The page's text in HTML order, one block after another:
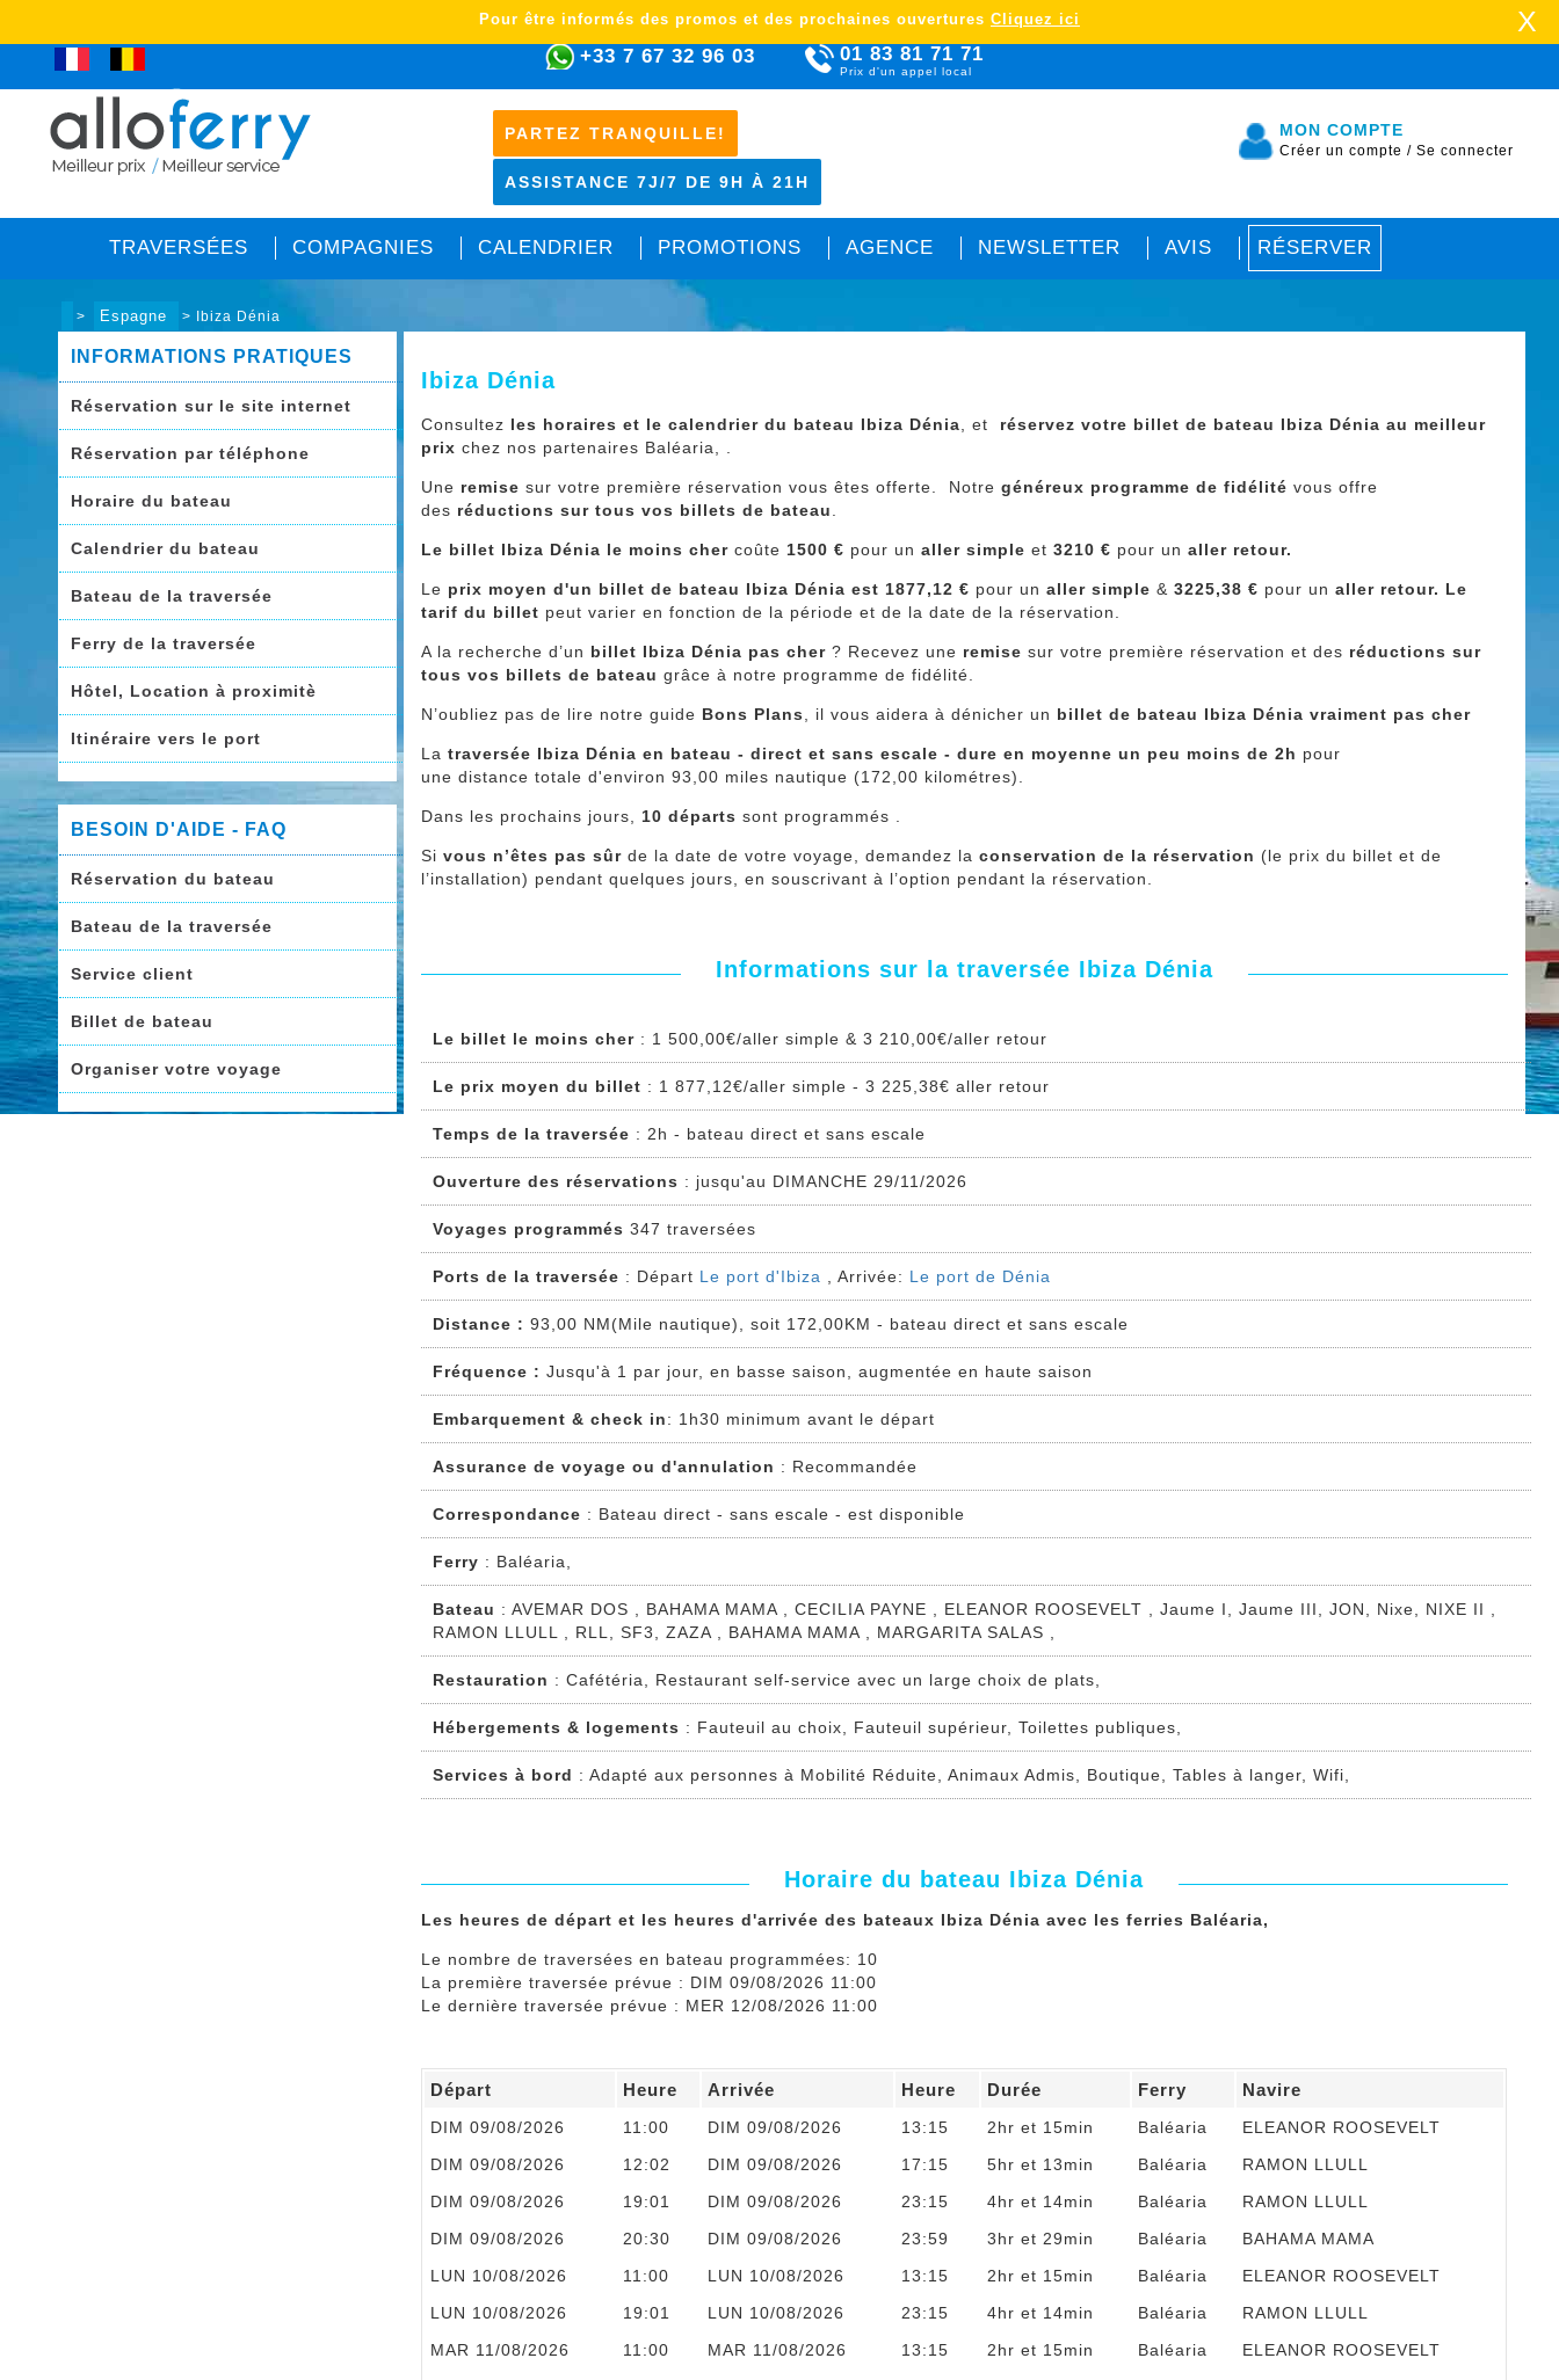
+33 7 67 32 96 03 01 83 81 71 71
Prix d'un appel local
PARTEZ TRANQUILLE!
ASSISTANCE 7J/7 DE 9H À 21H
MON COMPTE
Créer un compte / Se connecter
TRAVERSÉES COMPAGNIES CALENDRIER PROMOTIONS AGENCE NEWSLETTER AVIS RÉSERVER
Pour être informés des promos et des prochaines ouvertures Cliquez ici X
> Espagne > Ibiza Dénia
INFORMATIONS PRATIQUES
Réservation sur le site internet
Réservation par téléphone
Horaire du bateau
Calendrier du bateau
Bateau de la traversée
Ferry de la traversée
Hôtel, Location à proximitè
Itinéraire vers le port
BESOIN D'AIDE - FAQ
Réservation du bateau
Bateau de la traversée
Service client
Billet de bateau
Organiser votre voyage
Ibiza Dénia
Consultez les horaires et le calendrier du bateau Ibiza Dénia, et réservez votre billet de bateau Ibiza Dénia au meilleur
prix chez nos partenaires Baléaria, .
Une remise sur votre première réservation vous êtes offerte. Notregénéreux programme de fidélité vous offre
des réductions sur tous vos billets de bateau.
Le billet Ibiza Dénia le moins chercoûte 1500 € pour unaller simple et3210 € pour unaller retour.
Le prix moyen d'un billet de bateau Ibiza Déniaest 1877,12 € pour unaller simple &3225,38 € pour unaller retour. Le
tarif du billet peut varier en fonction de la période et de la date de la réservation.
A la recherche d’un billet Ibiza Dénia pas cher ? Recevez une remise sur votre première réservation et des réductions sur
tous vos billets de bateaugrâce à notre programme de fidélité.
N’oubliez pas de lire notre guide Bons Plans, il vous aidera à dénicher un billet de bateau Ibiza Dénia vraiment pas cher
Latraversée Ibiza Dénia en bateau - direct et sans escale - dure en moyenne un peu moins de 2h pour
une distance totale d'environ 93,00 miles nautique (172,00 kilométres).
Dans les prochains jours,10 départs sont programmés .
Sivous n’êtes pas sûr de la date de votre voyage, demandez laconservation de la réservation (le prix du billet et de
l’installation) pendant quelques jours, en souscrivant à l’option pendant la réservation.
Informations sur la traversée Ibiza Dénia
Le billet le moins cher : 1 500,00€/aller simple & 3 210,00€/aller retour
Le prix moyen du billet : 1 877,12€/aller simple - 3 225,38€ aller retour
Temps de la traversée : 2h - bateau direct et sans escale
Ouverture des réservations : jusqu'au DIMANCHE 29/11/2026
Voyages programmés 347 traversées
Ports de la traversée : Départ Le port d'Ibiza , Arrivée: Le port de Dénia
Distance : 93,00 NM(Mile nautique), soit 172,00KM - bateau direct et sans escale
Fréquence : Jusqu'à 1 par jour, en basse saison, augmentée en haute saison
Embarquement & check in: 1h30 minimum avant le départ
Assurance de voyage ou d'annulation : Recommandée
Correspondance : Bateau direct - sans escale - est disponible
Ferry : Baléaria,
Bateau : AVEMAR DOS , BAHAMA MAMA , CECILIA PAYNE , ELEANOR ROOSEVELT , Jaume I, Jaume III, JON, Nixe, NIXE II ,
RAMON LLULL , RLL, SF3, ZAZA , BAHAMA MAMA , MARGARITA SALAS ,
Restauration : Cafétéria, Restaurant self-service avec un large choix de plats,
Hébergements & logements : Fauteuil au choix, Fauteuil supérieur, Toilettes publiques,
Services à bord : Adapté aux personnes à Mobilité Réduite, Animaux Admis, Boutique, Tables à langer, Wifi,
Horaire du bateau Ibiza Dénia
Les heures de départ et les heures d'arrivée des bateaux Ibiza Dénia avec les ferries Baléaria,
Le nombre de traversées en bateau programmées: 10
La première traversée prévue : DIM 09/08/2026 11:00
Le dernière traversée prévue : MER 12/08/2026 11:00
Départ Heure Arrivée Heure Durée Ferry Navire
DIM 09/08/2026 11:00 DIM 09/08/2026 13:15 2hr et 15min Baléaria
ELEANOR ROOSEVELT
DIM 09/08/2026
12:02 DIM 09/08/2026 17:15 5hr et 13min Baléaria
RAMON LLULL
DIM 09/08/2026
19:01 DIM 09/08/2026 23:15 4hr et 14min Baléaria
RAMON LLULL
DIM 09/08/2026
20:30 DIM 09/08/2026 23:59 3hr et 29min Baléaria
BAHAMA MAMA
LUN 10/08/2026
11:00 LUN 10/08/2026 13:15 2hr et 15min Baléaria
ELEANOR ROOSEVELT
LUN 10/08/2026
19:01 LUN 10/08/2026 23:15 4hr et 14min Baléaria
RAMON LLULL
MAR 11/08/2026
11:00 MAR 11/08/2026 13:15 2hr et 15min Baléaria
ELEANOR ROOSEVELT